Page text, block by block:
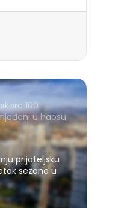
100
u haosu
prijateljsku
sezone u